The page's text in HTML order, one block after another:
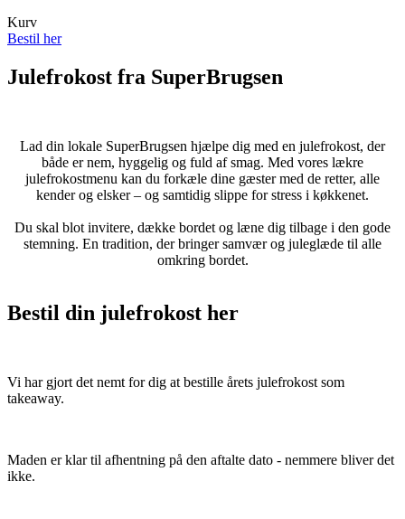
Kurv
Bestil her
Julefrokost fra SuperBrugsen
Lad din lokale SuperBrugsen hjælpe dig med en julefrokost, der
både er nem, hyggelig og fuld af smag. Med vores lækre
julefrokostmenu kan du forkæle dine gæster med de retter, alle
kender og elsker – og samtidig slippe for stress i køkkenet.
Du skal blot invitere, dække bordet og læne dig tilbage i den gode
stemning. En tradition, der bringer samvær og juleglæde til alle
omkring bordet.
Bestil din julefrokost her
Vi har gjort det nemt for dig at bestille årets julefrokost som
takeaway.
Maden er klar til afhentning på den aftalte dato - nemmere bliver det
ikke.